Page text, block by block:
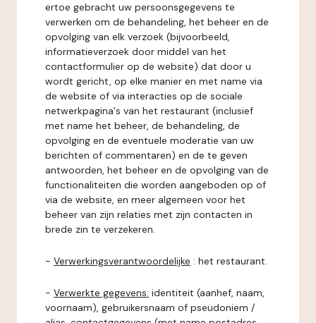
ertoe gebracht uw persoonsgegevens te
verwerken om de behandeling, het beheer en de
opvolging van elk verzoek (bijvoorbeeld,
informatieverzoek door middel van het
contactformulier op de website) dat door u
wordt gericht, op elke manier en met name via
de website of via interacties op de sociale
netwerkpagina's van het restaurant (inclusief
met name het beheer, de behandeling, de
opvolging en de eventuele moderatie van uw
berichten of commentaren) en de te geven
antwoorden, het beheer en de opvolging van de
functionaliteiten die worden aangeboden op of
via de website, en meer algemeen voor het
beheer van zijn relaties met zijn contacten in
brede zin te verzekeren.
- Verwerkingsverantwoordelijke : het restaurant.
- Verwerkte gegevens: identiteit (aanhef, naam,
voornaam), gebruikersnaam of pseudoniem /